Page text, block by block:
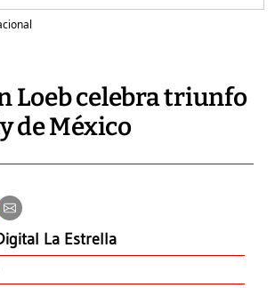
Loeb celebra triunfo
de México
La Estrella